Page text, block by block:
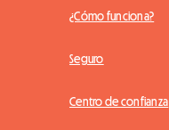
¿Cómo funciona?
Seguro
Centro de confianza